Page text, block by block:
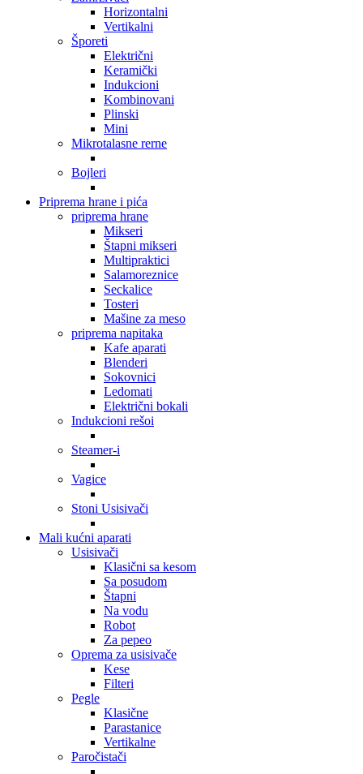
Horizontalni
Vertikalni
Šporeti
Električni
Keramički
Indukcioni
Kombinovani
Plinski
Mini
Mikrotalasne rerne
Bojleri
Priprema hrane i pića
priprema hrane
Mikseri
Štapni mikseri
Multipraktici
Salamoreznice
Seckalice
Tosteri
Mašine za meso
priprema napitaka
Kafe aparati
Blenderi
Sokovnici
Ledomati
Električni bokali
Indukcioni rešoi
Steamer-i
Vagice
Stoni Usisivači
Mali kućni aparati
Usisivači
Klasični sa kesom
Sa posudom
Štapni
Na vodu
Robot
Za pepeo
Oprema za usisivače
Kese
Filteri
Pegle
Klasične
Parastanice
Vertikalne
Paročistači